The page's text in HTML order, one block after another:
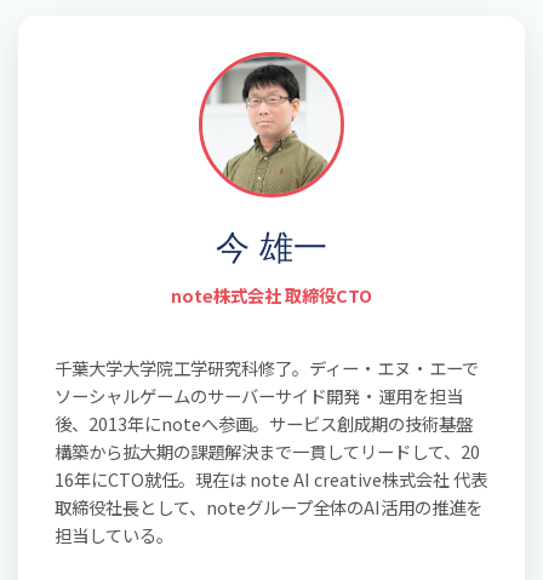
今 雄一
note株式会社 取締役CTO
千葉大学大学院工学研究科修了。ディー・エヌ・エーで
ソーシャルゲームのサーバーサイド開発・運用を担当
後、2013年にnoteへ参画。サービス創成期の技術基盤
構築から拡大期の課題解決まで一貫してリードして、20
16年にCTO就任。現在は note AI creative株式会社 代表
取締役社長として、noteグループ全体のAI活用の推進を
担当している。